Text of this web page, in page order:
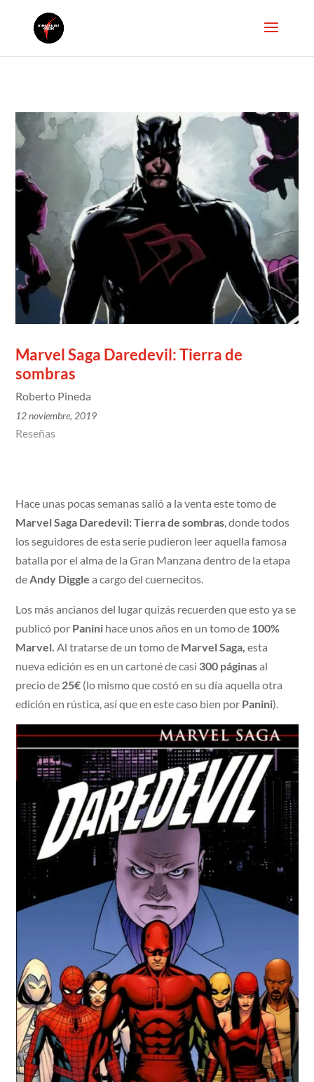
Marvel Saga Daredevil: Tierra de
sombras
Roberto Pineda
12 noviembre, 2019
Reseñas
Hace unas pocas semanas salió a la venta este tomo de
Marvel Saga Daredevil: Tierra de sombras, donde todos
los seguidores de esta serie pudieron leer aquella famosa
batalla por el alma de la Gran Manzana dentro de la etapa
deAndy Diggle a cargo del cuernecitos.
Los más ancianos del lugar quizás recuerden que esto ya se
publicó por Panini hace unos años en un tomo de 100%
Marvel.Al tratarse de un tomo de Marvel Saga, esta
nueva edición es en un cartoné de casi 300 páginasal
precio de 25€ (lo mismo que costó en su día aquella otra
edición en rústica, así que en este caso bien por Panini).